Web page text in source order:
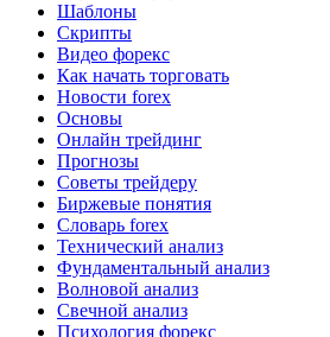
Шаблоны
Скрипты
Видео форекс
Как начать торговать
Новости forex
Основы
Онлайн трейдинг
Прогнозы
Советы трейдеру
Биржевые понятия
Словарь forex
Технический анализ
Фундаментальный анализ
Волновой анализ
Свечной анализ
Психология форекс